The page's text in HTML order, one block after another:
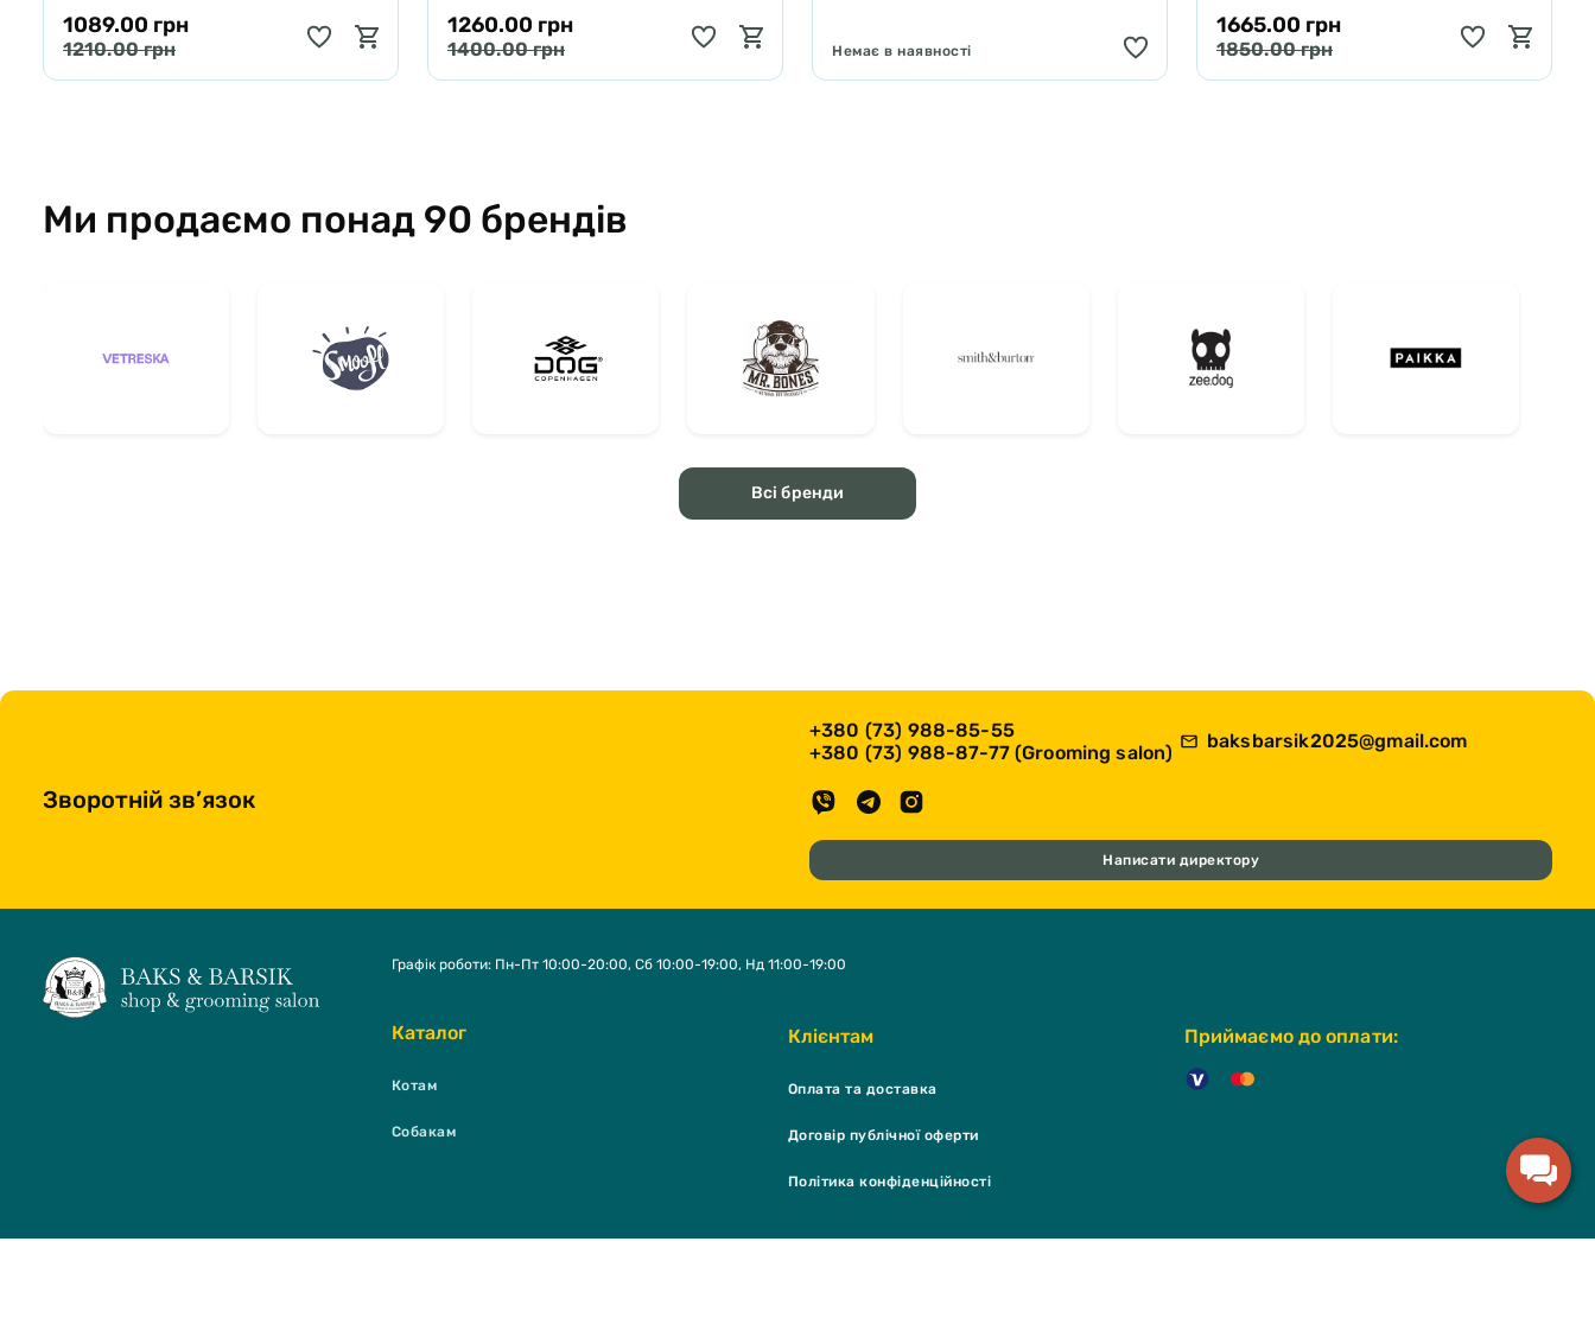
протеїнами шовку для шерсті
собак і котів 125 мл
1089.00 грн
1210.00 грн
собак і котів зцілює та захищає
65 г
1260.00 грн
1400.00 грн
подвійної шерсті собак 250 мл
Немає в наявності
Муфлона 1 кг
1665.00 грн
1850.00 грн
Ми продаємо понад 90 брендів
Всі бренди
Зворотній зв’язок
+380 (73) 988-85-55
+380 (73) 988-87-77 (Grooming salon)
baksbarsik2025@gmail.com
Написати директору
Каталог
Котам
Собакам
Клієнтам
Оплата та доставка
Договір публічної оферти
Політика конфіденційності
Приймаємо до оплати:
Графік роботи: Пн-Пт 10:00-20:00, Сб 10:00-19:00, Нд 11:00-19:00